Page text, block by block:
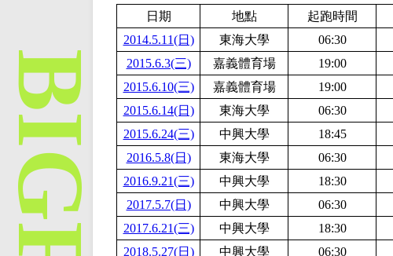
日期
地點 起跑時間
2014.5.11(日)
東海大學 06:30
2015.6.3(三)
嘉義體育場 19:00
2015.6.10(三)
嘉義體育場 19:00
2015.6.14(日)
東海大學 06:30
2015.6.24(三)
中興大學 18:45
2016.5.8(日)
東海大學 06:30
2016.9.21(三)
中興大學 18:30
2017.5.7(日)
中興大學 06:30
2017.6.21(三)
中興大學 18:30
2018.5.27(日)
中興大學 06:30